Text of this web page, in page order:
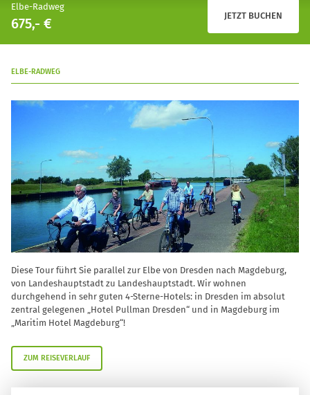
Elbe-Radweg
675,- € JETZT BUCHEN
ELBE-RADWEG
Diese Tour führt Sie parallel zur Elbe von Dresden nach Magdeburg,
von Landeshauptstadt zu Landeshauptstadt. Wir wohnen
durchgehend in sehr guten 4-Sterne-Hotels: in Dresden im absolut
zentral gelegenen „Hotel Pullman Dresden“ und in Magdeburg im
„Maritim Hotel Magdeburg“!
ZUM REISEVERLAUF